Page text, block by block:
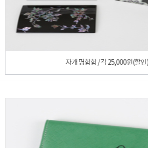
자개 명함함 / 각 25,000원(할인)